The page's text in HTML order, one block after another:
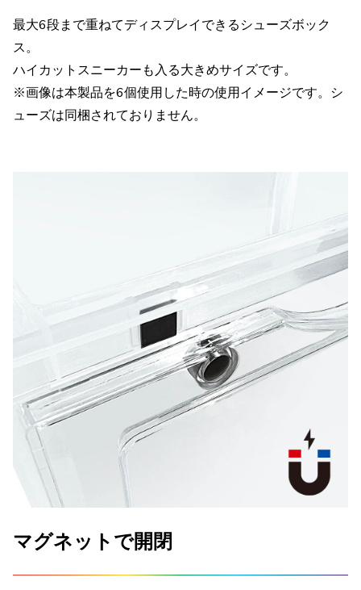
最大6段まで重ねてディスプレイできるシューズボック
ス。
ハイカットスニーカーも入る大きめサイズです。
※画像は本製品を6個使用した時の使用イメージです。シ
ューズは同梱されておりません。
マグネットで開閉